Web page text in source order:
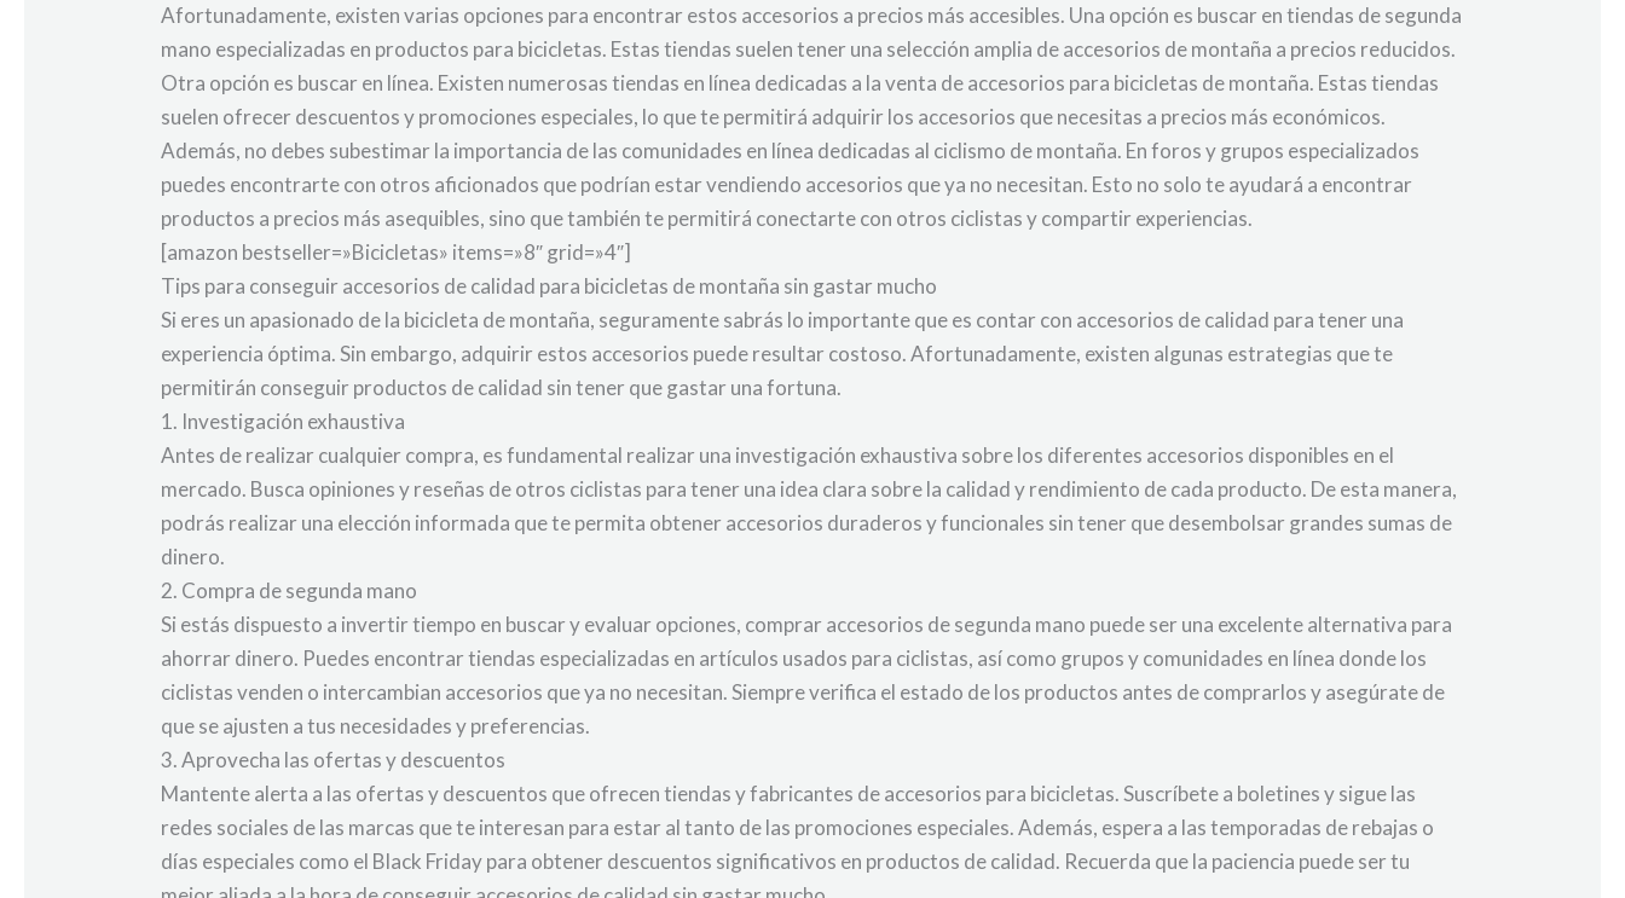
Afortunadamente, existen varias opciones para encontrar estos accesorios a precios más accesibles. Una opción es buscar en tiendas de segunda
mano especializadas en productos para bicicletas. Estas tiendas suelen tener una selección amplia de accesorios de montaña a precios reducidos.
Otra opción es buscar en línea. Existen numerosas tiendas en línea dedicadas a la venta de accesorios para bicicletas de montaña. Estas tiendas
suelen ofrecer descuentos y promociones especiales, lo que te permitirá adquirir los accesorios que necesitas a precios más económicos.
Además, no debes subestimar la importancia de las comunidades en línea dedicadas al ciclismo de montaña. En foros y grupos especializados
puedes encontrarte con otros aficionados que podrían estar vendiendo accesorios que ya no necesitan. Esto no solo te ayudará a encontrar
productos a precios más asequibles, sino que también te permitirá conectarte con otros ciclistas y compartir experiencias.
[amazon bestseller=»Bicicletas» items=»8″ grid=»4″]
Tips para conseguir accesorios de calidad para bicicletas de montaña sin gastar mucho
Si eres un apasionado de la bicicleta de montaña, seguramente sabrás lo importante que es contar con accesorios de calidad para tener una
experiencia óptima. Sin embargo, adquirir estos accesorios puede resultar costoso. Afortunadamente, existen algunas estrategias que te
permitirán conseguir productos de calidad sin tener que gastar una fortuna.
1. Investigación exhaustiva
Antes de realizar cualquier compra, es fundamental realizar una investigación exhaustiva sobre los diferentes accesorios disponibles en el
mercado. Busca opiniones y reseñas de otros ciclistas para tener una idea clara sobre la calidad y rendimiento de cada producto. De esta manera,
podrás realizar una elección informada que te permita obtener accesorios duraderos y funcionales sin tener que desembolsar grandes sumas de
dinero.
2. Compra de segunda mano
Si estás dispuesto a invertir tiempo en buscar y evaluar opciones, comprar accesorios de segunda mano puede ser una excelente alternativa para
ahorrar dinero. Puedes encontrar tiendas especializadas en artículos usados para ciclistas, así como grupos y comunidades en línea donde los
ciclistas venden o intercambian accesorios que ya no necesitan. Siempre verifica el estado de los productos antes de comprarlos y asegúrate de
que se ajusten a tus necesidades y preferencias.
3. Aprovecha las ofertas y descuentos
Mantente alerta a las ofertas y descuentos que ofrecen tiendas y fabricantes de accesorios para bicicletas. Suscríbete a boletines y sigue las
redes sociales de las marcas que te interesan para estar al tanto de las promociones especiales. Además, espera a las temporadas de rebajas o
días especiales como el Black Friday para obtener descuentos significativos en productos de calidad. Recuerda que la paciencia puede ser tu